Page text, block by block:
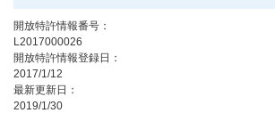
開放特許情報番号：
L2017000026
開放特許情報登録日：
2017/1/12
最新更新日：
2019/1/30